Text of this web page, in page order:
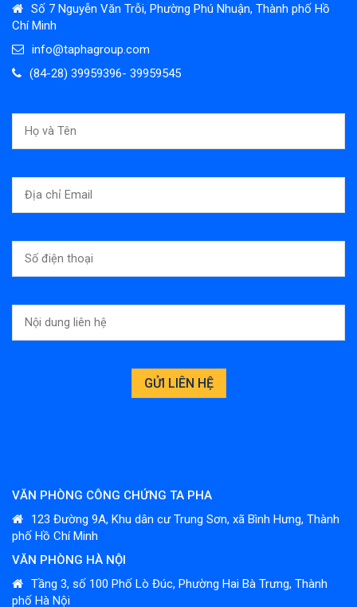
Số 7 Nguyễn Văn Trỗi, Phường Phú Nhuận, Thành phố Hồ
Chí Minh
info@taphagroup.com
(84-28) 39959396- 39959545
VĂN PHÒNG CÔNG CHỨNG TA PHA
123 Đường 9A, Khu dân cư Trung Sơn, xã Bình Hưng, Thành
phố Hồ Chí Minh
VĂN PHÒNG HÀ NỘI
Tầng 3, số 100 Phố Lò Đúc, Phường Hai Bà Trưng, Thành
phố Hà Nội